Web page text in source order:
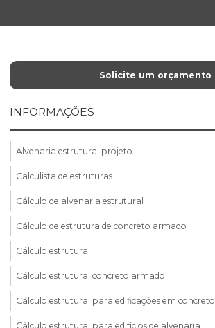
Solicite um orçamento
INFORMAÇÕES
Alvenaria estrutural projeto
Calculista de estruturas
Cálculo de alvenaria estrutural
Cálculo de estrutura de concreto armado
Cálculo estrutural
Cálculo estrutural concreto armado
Cálculo estrutural para edificações em concreto
Cálculo estrutural para edifícios de alvenaria